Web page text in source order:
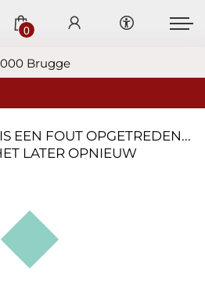
Brugge
0
EEN FOUT OPGETREDEN...
LATER OPNIEUW